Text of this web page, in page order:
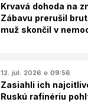
Krvavá dohoda na
Zábavu prerušil
muž skončil v
12. júl. 2026 o 09:56
Zasiahli ich
Ruskú rafinériu